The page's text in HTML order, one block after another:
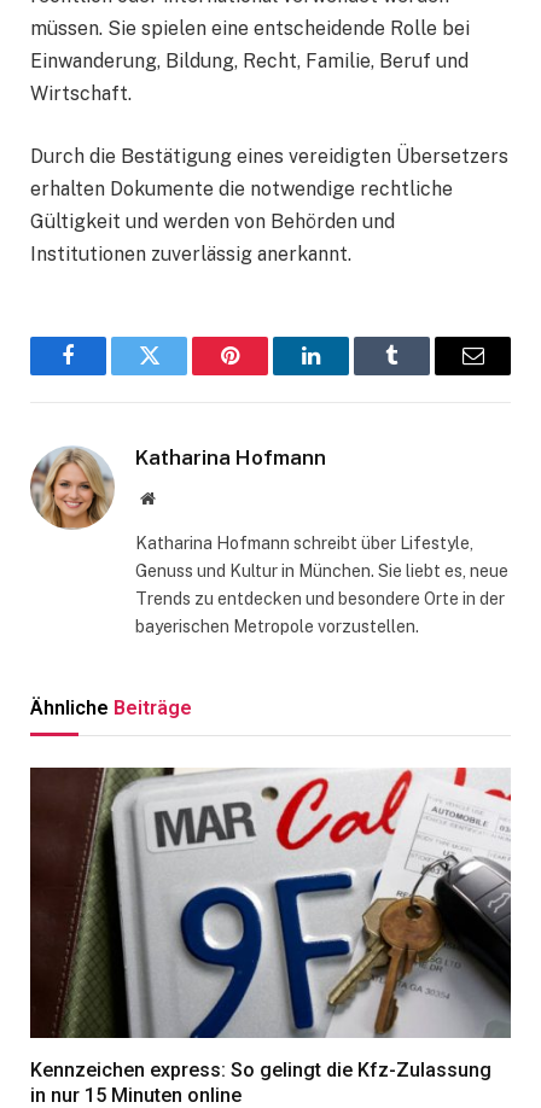
müssen. Sie spielen eine entscheidende Rolle bei
Einwanderung, Bildung, Recht, Familie, Beruf und
Wirtschaft.
Durch die Bestätigung eines vereidigten Übersetzers
erhalten Dokumente die notwendige rechtliche
Gültigkeit und werden von Behörden und
Institutionen zuverlässig anerkannt.
FacebookTwitter Pinterest LinkedInTumblr Email
Katharina Hofmann
Website
Katharina Hofmann schreibt über Lifestyle,
Genuss und Kultur in München. Sie liebt es, neue
Trends zu entdecken und besondere Orte in der
bayerischen Metropole vorzustellen.
Ähnliche Beiträge
Kennzeichen express: So gelingt die Kfz-Zulassung
in nur 15 Minuten online